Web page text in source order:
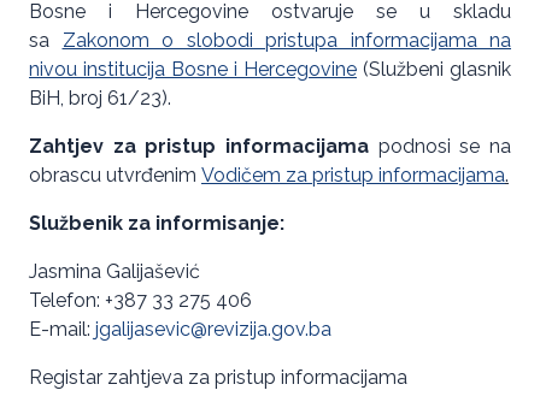
Bosne i Hercegovine ostvaruje se u skladu
sa Zakonom o slobodi pristupa informacijama na
nivou institucija Bosne i Hercegovine (Službeni glasnik
BiH, broj 61/23).
Zahtjev za pristup informacijama podnosi se na
obrascu utvrđenim Vodičem za pristup informacijama.
Službenik za informisanje:
Jasmina Galijašević
Telefon: +387 33 275 406
E-mail: jgalijasevic@revizija.gov.ba
Registar zahtjeva za pristup informacijama